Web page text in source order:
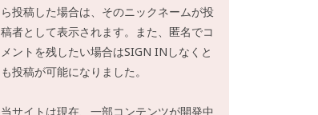
ら投稿した場合は、そのニックネームが投
稿者として表示されます。また、匿名でコ
メントを残したい場合はSIGN INしなくと
も投稿が可能になりました。
当サイトは現在、一部コンテンツが開発中